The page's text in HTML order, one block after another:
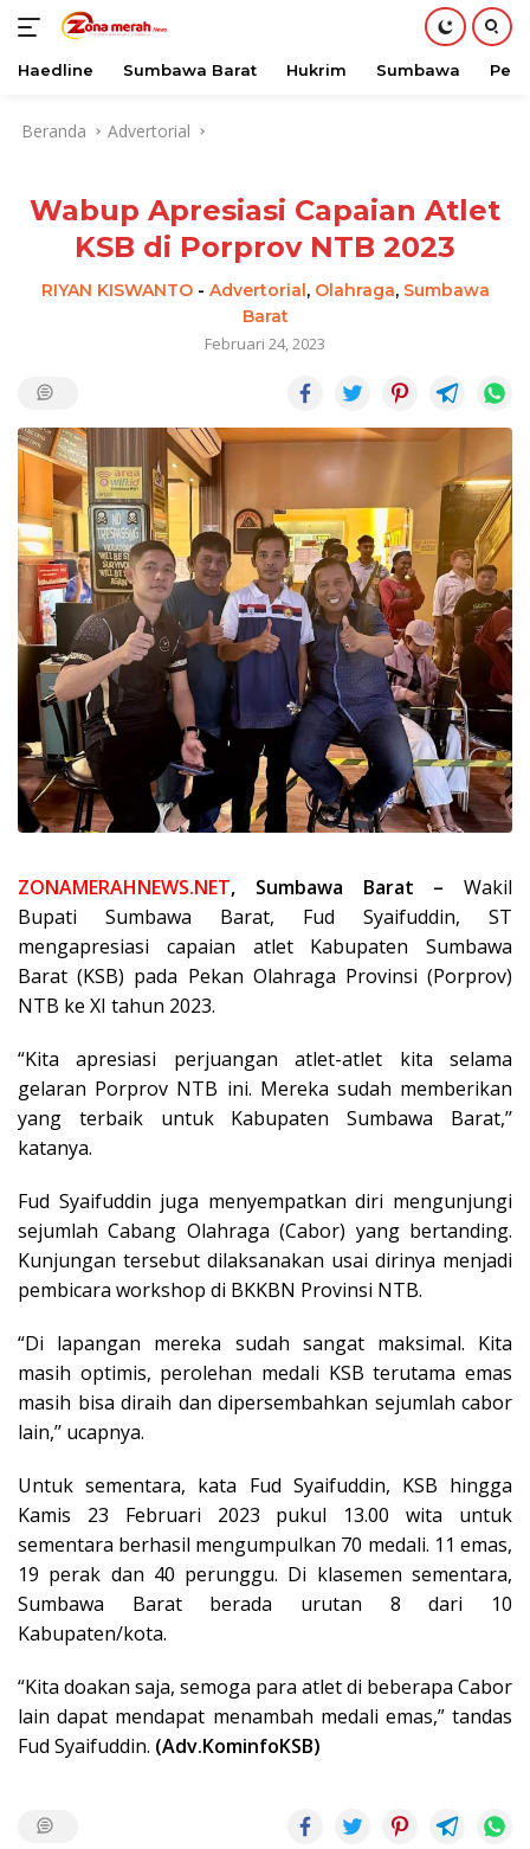
Haedline Sumbawa Barat Hukrim Sumbawa
Beranda Advertorial
Wabup Apresiasi Capaian Atlet
KSB di Porprov NTB 2023
RIYAN KISWANTO- Advertorial, Olahraga, Sumbawa
Barat
Februari 24, 2023
ZONAMERAHNEWS.NET, Sumbawa Barat – Wakil
Bupati Sumbawa Barat, Fud Syaifuddin, ST
mengapresiasi capaian atlet Kabupaten Sumbawa
Barat (KSB) pada Pekan Olahraga Provinsi (Porprov)
NTB ke XI tahun 2023.
“Kita apresiasi perjuangan atlet-atlet kita selama
gelaran Porprov NTB ini. Mereka sudah memberikan
yang terbaik untuk Kabupaten Sumbawa Barat,’’
katanya.
Fud Syaifuddin juga menyempatkan diri mengunjungi
sejumlah Cabang Olahraga (Cabor) yang bertanding.
Kunjungan tersebut dilaksanakan usai dirinya menjadi
pembicara workshop di BKKBN Provinsi NTB.
“Di lapangan mereka sudah sangat maksimal. Kita
masih optimis, perolehan medali KSB terutama emas
masih bisa diraih dan dipersembahkan sejumlah cabor
lain,’’ ucapnya.
Untuk sementara, kata Fud Syaifuddin, KSB hingga
Kamis 23 Februari 2023 pukul 13.00 wita untuk
sementara berhasil mengumpulkan 70 medali. 11 emas,
19 perak dan 40 perunggu. Di klasemen sementara,
Sumbawa Barat berada urutan 8 dari 10
Kabupaten/kota.
“Kita doakan saja, semoga para atlet di beberapa Cabor
lain dapat mendapat menambah medali emas,” tandas
Fud Syaifuddin. (Adv.KominfoKSB)